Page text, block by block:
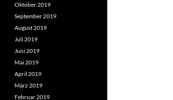
Oktober 2019
September 2019
August 2019
Juli 2019
Juni 2019
Mai 2019
April 2019
März 2019
Februar 2019